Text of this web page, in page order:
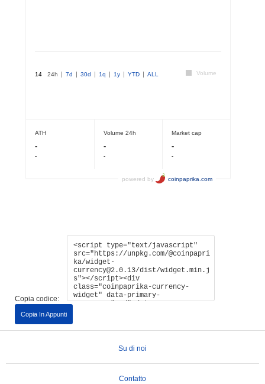
Copia codice:
Copia In Appunti
Su di noi
Contatto